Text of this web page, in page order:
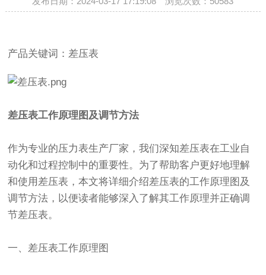
产品关键词：差压表
差压表工作原理图及调节方法
作为专业的压力表生产厂家，我们深知差压表在工业自
动化和过程控制中的重要性。为了帮助客户更好地理解
和使用差压表，本文将详细介绍差压表的工作原理图及
调节方法，以便读者能够深入了解其工作原理并正确调
节差压表。
一、差压表工作原理图